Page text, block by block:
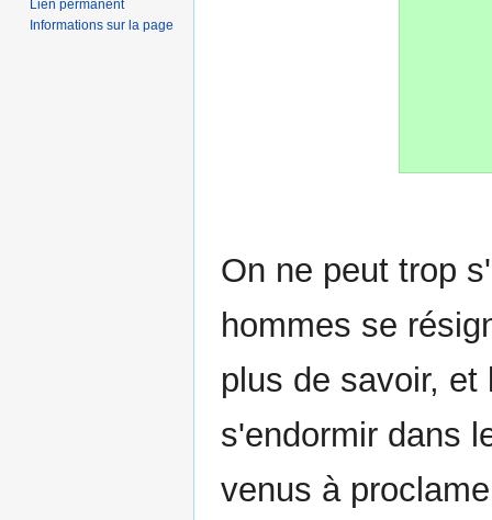
On ne peut trop
hommes se
plus de savoir,
s'endormir dans
venus à
Lien permanent
Informations sur la page